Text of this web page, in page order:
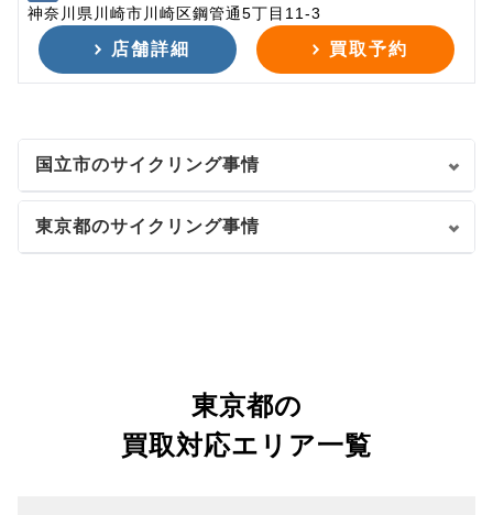
神奈川県川崎市川崎区鋼管通5丁目11-3
店舗詳細 買取予約
国立市のサイクリング事情
東京都のサイクリング事情
東京都の
買取対応エリア一覧